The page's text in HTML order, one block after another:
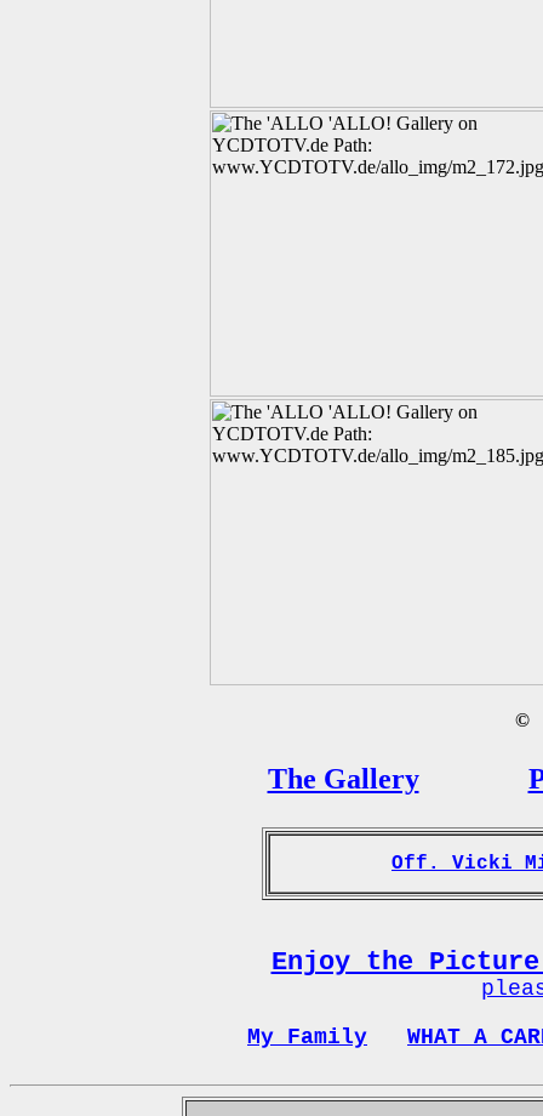
©
The Gallery
Off. Vicki
Enjoy the Picture
My Family
WHAT A